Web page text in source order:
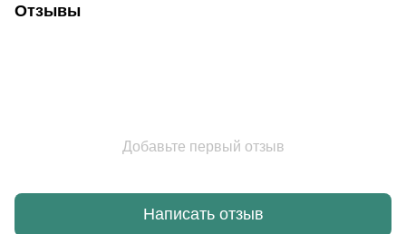
Отзывы
Добавьте первый отзыв
Написать отзыв